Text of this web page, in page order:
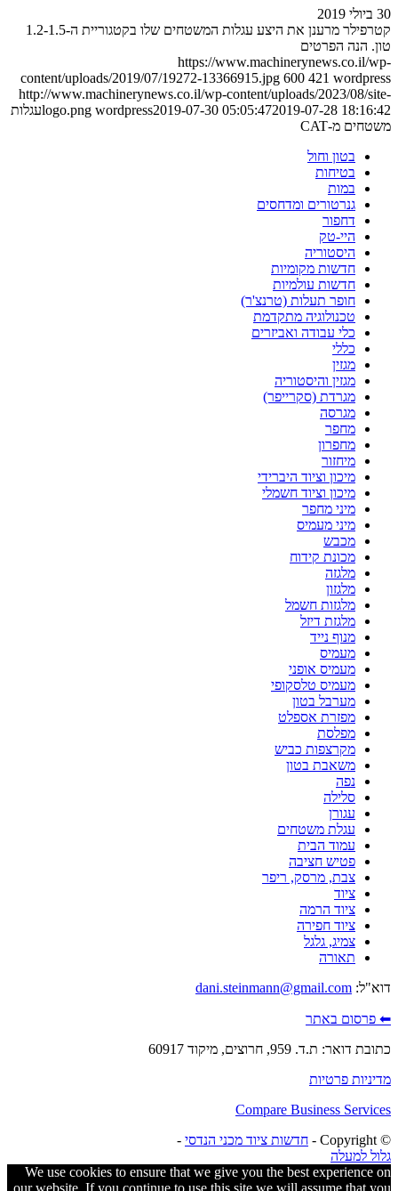
30 ביולי 2019
קטרפילר מרענן את היצע עגלות המשטחים שלו בקטגוריית ה-1.2-1.5
טון. הנה הפרטים
https://www.machinerynews.co.il/wp-
content/uploads/2019/07/19272-13366915.jpg 600 421 wordpress
http://www.machinerynews.co.il/wp-content/uploads/2023/08/site-
logo.png wordpress2019-07-30 05:05:472019-07-28 18:16:42
עגלות
משטחים מ-CAT
בטון וחול
בטיחות
במות
גנרטורים ומדחסים
דחפור
היי-טק
היסטוריה
חדשות מקומיות
חדשות עולמיות
חופר תעלות (טרנצ'ר)
טכנולוגיה מתקדמת
כלי עבודה ואביזרים
כללי
מגזין
מגזין והיסטוריה
מגרדת (סקרייפר)
מגרסה
מחפר
מחפרון
מיחזור
מיכון וציוד היברידי
מיכון וציוד חשמלי
מיני מחפר
מיני מעמיס
מכבש
מכונת קידוח
מלגזה
מלגזון
מלגזות חשמל
מלגזת דיזל
מנוף נייד
מעמיס
מעמיס אופני
מעמיס טלסקופי
מערבל בטון
מפזרת אספלט
מפלסת
מקרצפות כביש
משאבת בטון
נפה
סלילה
עגורן
עגלת משטחים
עמוד הבית
פטיש חציבה
צבת, מרסק, ריפר
ציוד
ציוד הרמה
ציוד חפירה
צמיג, גלגל
תאורה
דוא"ל: dani.steinmann@gmail.com
⬅ פרסום באתר
כתובת דואר: ת.ד. 959, חרוצים, מיקוד 60917
מדיניות פרטיות
Compare Business Services
© ‫Copyright -
חדשות ציוד מכני הנדסי -
גלול למעלה
We use cookies to ensure that we give you the best experience on
our website. If you continue to use this site we will assume that you